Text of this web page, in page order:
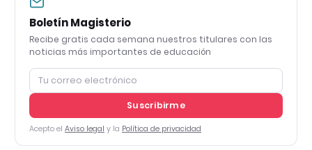
Boletín Magisterio
Recibe gratis cada semana nuestros titulares con las
noticias más importantes de educación
Suscribirme
Acepto el Aviso legal y la Política de privacidad